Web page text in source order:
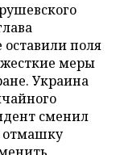
оставили поля
меры
Украина
сменил
отмашку